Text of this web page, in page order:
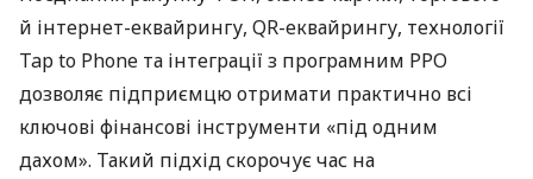
й інтернет-еквайрингу, QR-еквайрингу, технології
Tap to Phone та інтеграції з програмним РРО
дозволяє підприємцю отримати практично всі
ключові фінансові інструменти «під одним
дахом». Такий підхід скорочує час на